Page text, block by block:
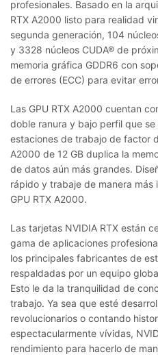
profesionales. Basado en la
RTX A2000 listo para realidad
segunda generación, 104
y 3328 núcleos CUDA® de
memoria gráfica GDDR6 con
de errores (ECC) para evitar
Las GPU RTX A2000 cuentan
doble ranura y bajo perfil que
estaciones de trabajo de factor
A2000 de 12 GB duplica la
de datos aún más grandes.
rápido y trabaje de manera
GPU RTX A2000.
Las tarjetas NVIDIA RTX están
gama de aplicaciones
los principales fabricantes de
respaldadas por un equipo
Esto le da la tranquilidad de
trabajo. Ya sea que esté
revolucionarios o contando
espectacularmente vívidas,
rendimiento para hacerlo de